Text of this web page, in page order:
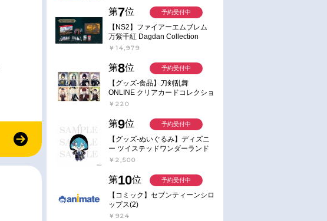
第7位
【NS2】ファイアーエムブレム
万紫千紅 Dagdan Collection
￥14,979
予約受付中
第8位
【グッズ-食品】刀剣乱舞
ONLINE クリアカードコレクショ
ンガム
￥220
予約受付中
第9位
【グッズ-ぬいぐるみ】ディズニ
ー ツイステッドワンダーランド
ミニミニぬいぐるみ(クラブ・ウ
￥2,500
予約受付中
第10位
【コミック】セブンティーンシロ
ップス(2)
￥924
予約受付中